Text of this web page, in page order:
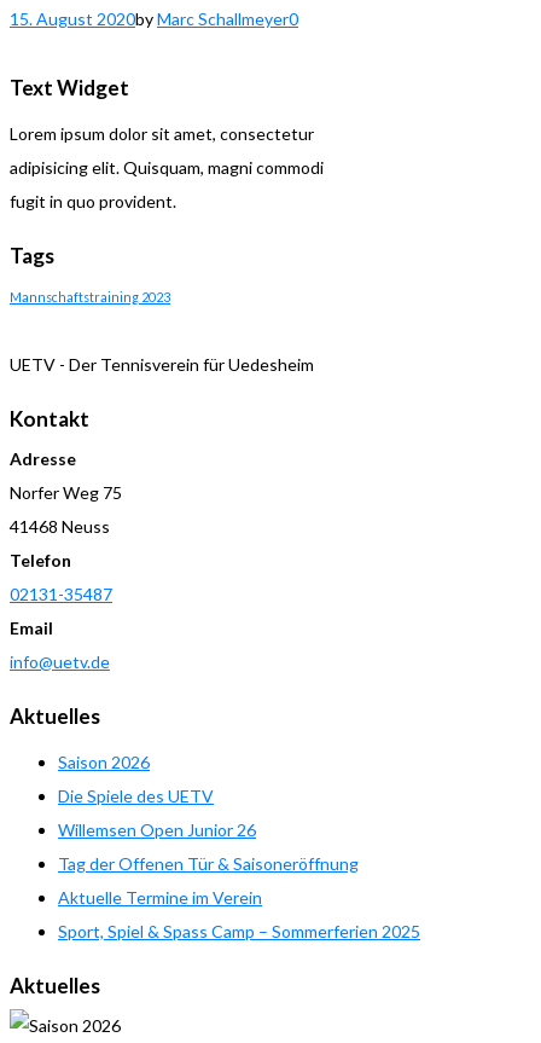
15. August 2020byMarc Schallmeyer0
Text Widget
Lorem ipsum dolor sit amet, consectetur
adipisicing elit. Quisquam, magni commodi
fugit in quo provident.
Tags
Mannschaftstraining 2023
UETV - Der Tennisverein für Uedesheim
Kontakt
Adresse
Norfer Weg 75
41468 Neuss
Telefon
02131-35487
Email
info@uetv.de
Aktuelles
Saison 2026
Die Spiele des UETV
Willemsen Open Junior 26
Tag der Offenen Tür & Saisoneröffnung
Aktuelle Termine im Verein
Sport, Spiel & Spass Camp – Sommerferien 2025
Aktuelles